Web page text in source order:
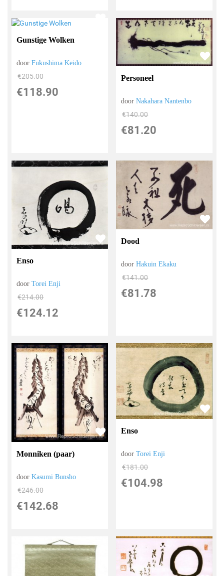
Gunstige Wolken
doorFukushima Keido
€205.00
€118.90
Personeel
doorNakahara Nantenbo
€140.00
€81.20
Enso
doorTorei Enji
€214.00
€124.12
Dood
doorHakuin Ekaku
€141.00
€81.78
Monniken (paar)
doorKasumi Bunsho
€246.00
€142.68
Enso
doorTorei Enji
€181.00
€104.98